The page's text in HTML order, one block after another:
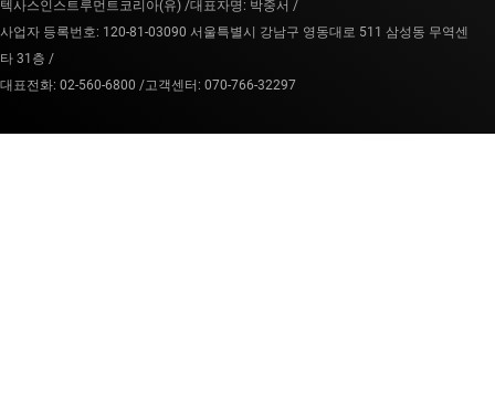
텍사스인스트루먼트코리아(유) /대표자명: 박중서 /
사업자 등록번호: 120-81-03090 서울특별시 강남구 영동대로 511 삼성동 무역센
타 31층 /
대표전화: 02-560-6800 /고객센터: 070-766-32297